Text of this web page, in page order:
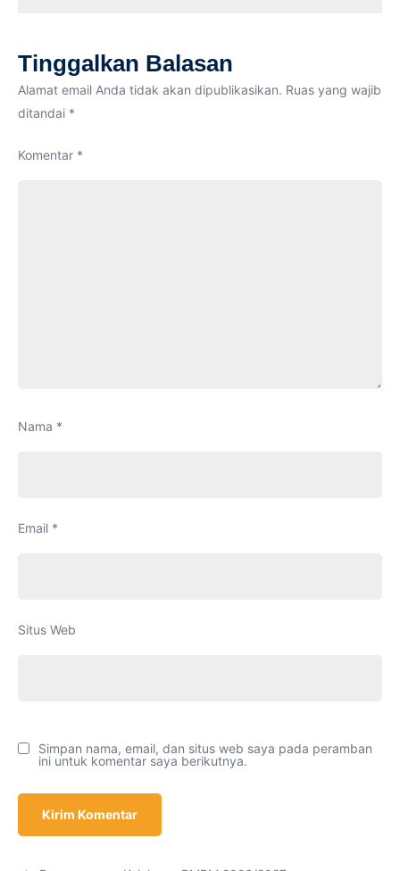
Tinggalkan Balasan
Alamat email Anda tidak akan dipublikasikan. Ruas yang wajib
ditandai *
Komentar *
Nama *
Email *
Situs Web
Simpan nama, email, dan situs web saya pada peramban
ini untuk komentar saya berikutnya.